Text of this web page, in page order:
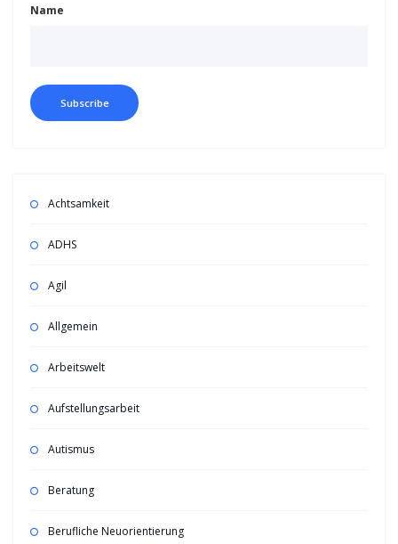
Name
Achtsamkeit
ADHS
Agil
Allgemein
Arbeitswelt
Aufstellungsarbeit
Autismus
Beratung
Berufliche Neuorientierung